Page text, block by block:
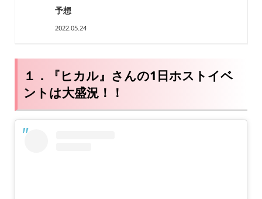
予想
2022.05.24
１．『ヒカル』さんの1日ホストイベ
ントは大盛況！！